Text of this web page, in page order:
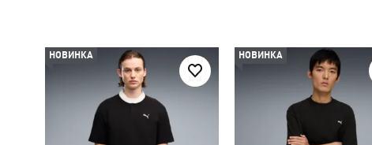
НОВИНКА НОВИНКА